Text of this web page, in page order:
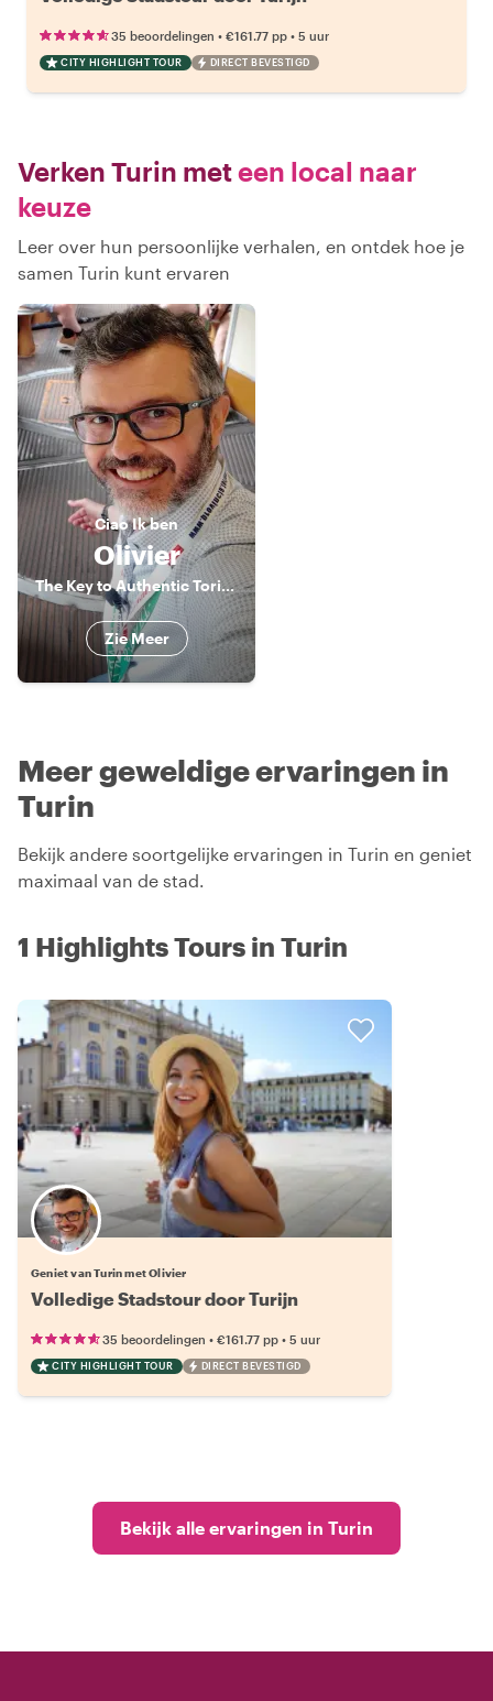
35 beoordelingen • €161.77 pp • 5 uur
CITY HIGHLIGHT TOUR DIRECT BEVESTIGD
Verken Turin meteen local naar
keuze
Leer over hun persoonlijke verhalen, en ontdek hoe je
samen Turin kunt ervaren
CiaoIk ben
Olivier
The Key to Authentic Torino
Zie Meer
Meer geweldige ervaringen in
Turin
Bekijk andere soortgelijke ervaringen in Turin en geniet
maximaal van de stad.
1 Highlights Tours in Turin
Geniet van Turin met Olivier
Volledige Stadstour door Turijn
35 beoordelingen • €161.77 pp • 5 uur
CITY HIGHLIGHT TOUR DIRECT BEVESTIGD
Bekijk alle ervaringen in Turin